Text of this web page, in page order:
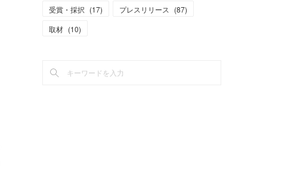
受賞・採択 (17) プレスリリース (87)
取材 (10)